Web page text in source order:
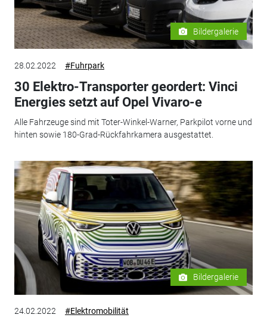
Bildergalerie
28.02.2022 #Fuhrpark
30 Elektro-Transporter geordert: Vinci
Energies setzt auf Opel Vivaro-e
Alle Fahrzeuge sind mit Toter-Winkel-Warner, Parkpilot vorne und
hinten sowie 180-Grad-Rückfahrkamera ausgestattet.
Bildergalerie
24.02.2022 #Elektromobilität